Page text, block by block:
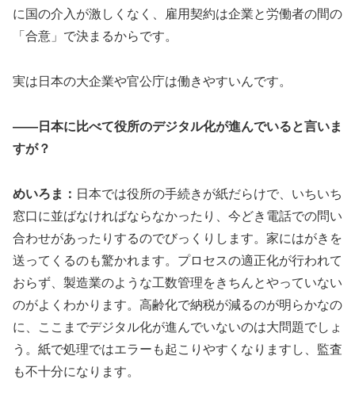
に国の介入が激しくなく、雇用契約は企業と労働者の間の
「合意」で決まるからです。
実は日本の大企業や官公庁は働きやすいんです。
——日本に比べて役所のデジタル化が進んでいると言いま
すが？
めいろま： 日本では役所の手続きが紙だらけで、いちいち
窓口に並ばなければならなかったり、今どき電話での問い
合わせがあったりするのでびっくりします。家にはがきを
送ってくるのも驚かれます。プロセスの適正化が行われて
おらず、製造業のような工数管理をきちんとやっていない
のがよくわかります。高齢化で納税が減るのが明らかなの
に、ここまでデジタル化が進んでいないのは大問題でしょ
う。紙で処理ではエラーも起こりやすくなりますし、監査
も不十分になります。